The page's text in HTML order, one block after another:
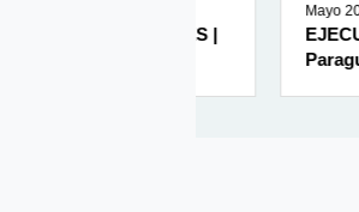
Mayo 2024
EJECUTIVOS |
Paraguay